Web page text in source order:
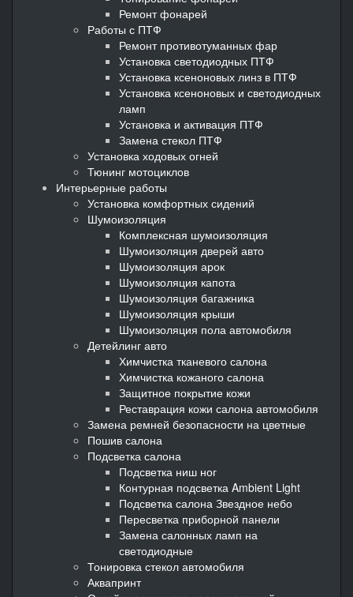
Ремонт фонарей
Работы с ПТФ
Ремонт противотуманных фар
Установка светодиодных ПТФ
Установка ксеноновых линз в ПТФ
Установка ксеноновых и светодиодных
ламп
Установка и активация ПТФ
Замена стекол ПТФ
Установка ходовых огней
Тюнинг мотоциклов
Интерьерные работы
Установка комфортных сидений
Шумоизоляция
Комплексная шумоизоляция
Шумоизоляция дверей авто
Шумоизоляция арок
Шумоизоляция капота
Шумоизоляция багажника
Шумоизоляция крыши
Шумоизоляция пола автомобиля
Детейлинг авто
Химчистка тканевого салона
Химчистка кожаного салона
Защитное покрытие кожи
Реставрация кожи салона автомобиля
Замена ремней безопасности на цветные
Пошив салона
Подсветка салона
Подсветка ниш ног
Контурная подсветка Ambient Light
Подсветка салона Звездное небо
Пересветка приборной панели
Замена салонных ламп на
светодиодные
Тонировка стекол автомобиля
Аквапринт